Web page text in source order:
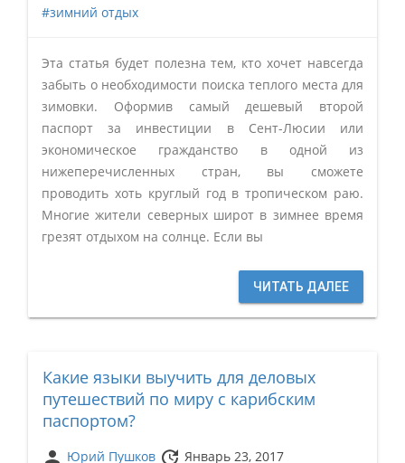
#зимний отдых
Эта статья будет полезна тем, кто хочет навсегда
забыть о необходимости поиска теплого места для
зимовки. Оформив самый дешевый второй
паспорт за инвестиции в Сент-Люсии или
экономическое гражданство в одной из
нижеперечисленных стран, вы сможете
проводить хоть круглый год в тропическом раю.
Многие жители северных широт в зимнее время
грезят отдыхом на солнце. Если вы
ЧИТАТЬ ДАЛЕЕ
Какие языки выучить для деловых
путешествий по миру с карибским
паспортом?
person Юрий Пушков update Январь 23, 2017